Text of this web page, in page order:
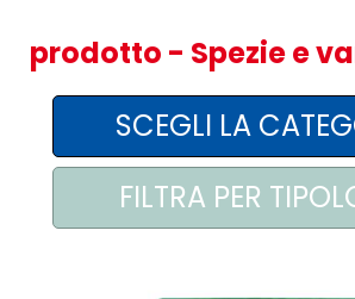
CONTATTI
AREA AGENTI
prodotto - Spezie e